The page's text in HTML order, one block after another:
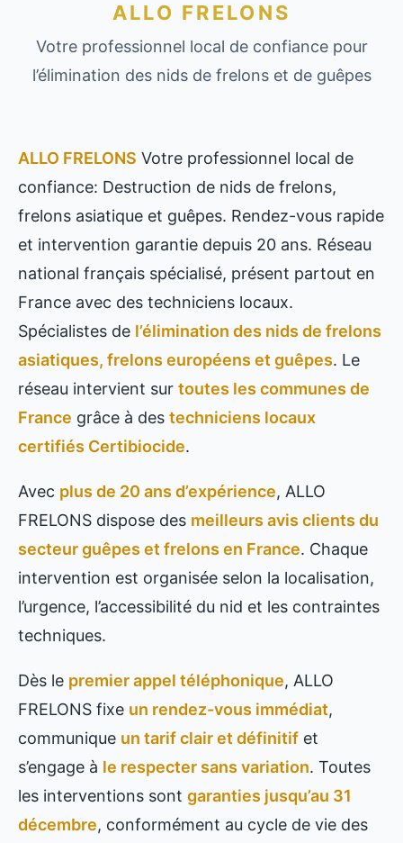
ALLO FRELONS
Votre professionnel local de confiance pour
l’élimination des nids de frelons et de guêpes
ALLO FRELONS Votre professionnel local de
confiance: Destruction de nids de frelons,
frelons asiatique et guêpes. Rendez-vous rapide
et intervention garantie depuis 20 ans. Réseau
national français spécialisé, présent partout en
France avec des techniciens locaux.
Spécialistes de l’élimination des nids de frelons
asiatiques, frelons européens et guêpes. Le
réseau intervient sur toutes les communes de
France grâce à des techniciens locaux
certifiés Certibiocide.
Avec plus de 20 ans d’expérience, ALLO
FRELONS dispose des meilleurs avis clients du
secteur guêpes et frelons en France. Chaque
intervention est organisée selon la localisation,
l’urgence, l’accessibilité du nid et les contraintes
techniques.
Dès le premier appel téléphonique, ALLO
FRELONS fixe un rendez-vous immédiat,
communique un tarif clair et définitif et
s’engage à le respecter sans variation. Toutes
les interventions sont garanties jusqu’au 31
décembre, conformément au cycle de vie des